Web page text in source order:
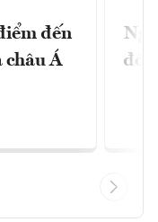
đến
châu Á
đổi